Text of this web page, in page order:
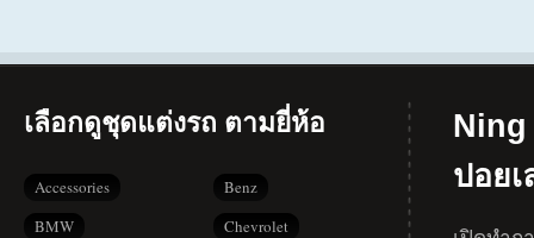
เลือกดูชุดแต่งรถ ตามยี่ห้อ
Accessories
Benz
BMW
Chevrolet
Ning
ปอย